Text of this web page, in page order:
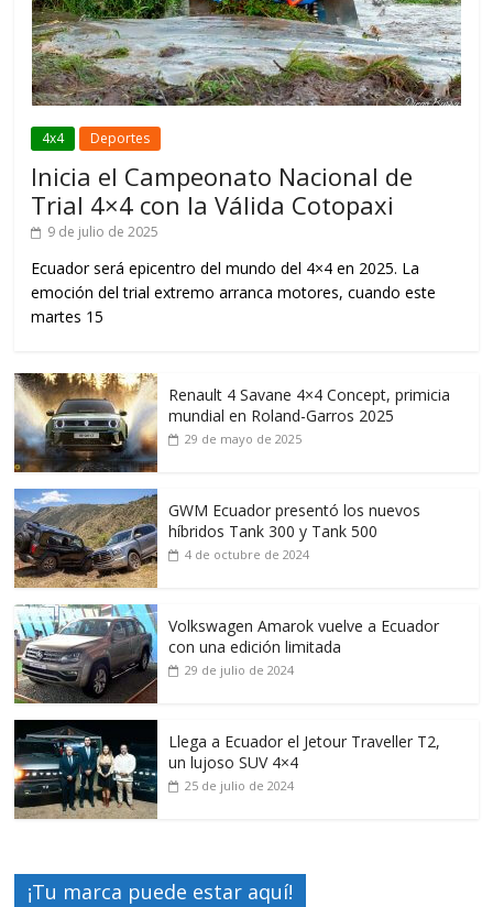
4x4 Deportes
Inicia el Campeonato Nacional de
Trial 4×4 con la Válida Cotopaxi
9 de julio de 2025
Ecuador será epicentro del mundo del 4×4 en 2025. La
emoción del trial extremo arranca motores, cuando este
martes 15
Renault 4 Savane 4×4 Concept, primicia
mundial en Roland-Garros 2025
29 de mayo de 2025
GWM Ecuador presentó los nuevos
híbridos Tank 300 y Tank 500
4 de octubre de 2024
Volkswagen Amarok vuelve a Ecuador
con una edición limitada
29 de julio de 2024
Llega a Ecuador el Jetour Traveller T2,
un lujoso SUV 4×4
25 de julio de 2024
¡Tu marca puede estar aquí!